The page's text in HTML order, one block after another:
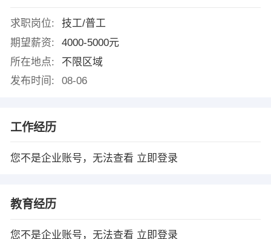
求职岗位:
技工/普工
期望薪资:
4000-5000元
所在地点:
不限区域
发布时间:
08-06
工作经历
您不是企业账号，无法查看 立即登录
教育经历
您不是企业账号，无法查看 立即登录